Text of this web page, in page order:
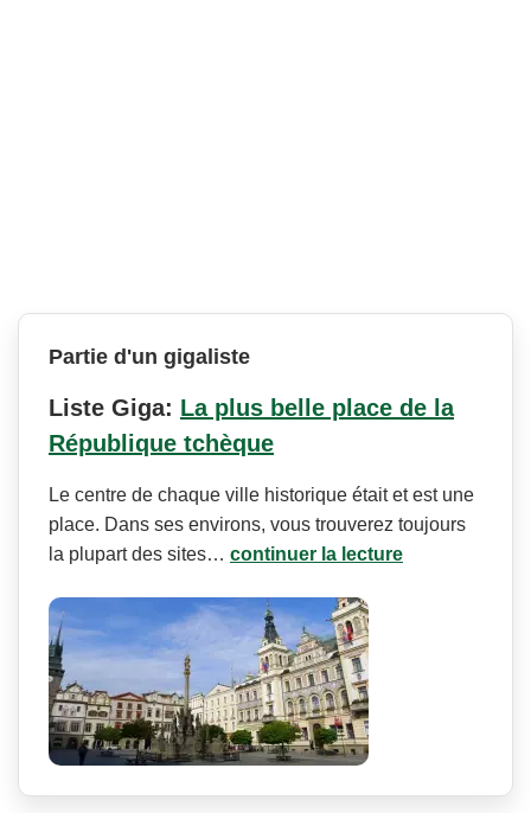
Partie d'un gigaliste
Liste Giga: La plus belle place de la
République tchèque
Le centre de chaque ville historique était et est une
place. Dans ses environs, vous trouverez toujours
la plupart des sites… continuer la lecture